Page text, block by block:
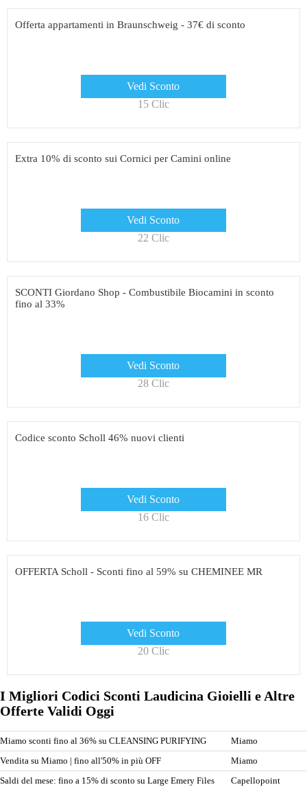
Offerta appartamenti in Braunschweig - 37€ di sconto
Vedi Sconto
15 Clic
Extra 10% di sconto sui Cornici per Camini online
Vedi Sconto
22 Clic
SCONTI Giordano Shop - Combustibile Biocamini in sconto
fino al 33%
Vedi Sconto
28 Clic
Codice sconto Scholl 46% nuovi clienti
Vedi Sconto
16 Clic
OFFERTA Scholl - Sconti fino al 59% su CHEMINEE MR
Vedi Sconto
20 Clic
I Migliori Codici Sconti Laudicina Gioielli e Altre
Offerte Validi Oggi
Miamo sconti fino al 36% su CLEANSING PURIFYING
Miamo
Vendita su Miamo | fino all'50% in più OFF
Miamo
Saldi del mese: fino a 15% di sconto su Large Emery Files
Capellopoint